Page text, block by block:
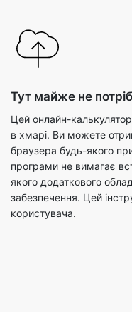
Тут майже не
Цей онлайн-
в хмарі. Ви можете
браузера будь-якого
програми не вимагає
якого додаткового
забезпечення. Цей
користувача.